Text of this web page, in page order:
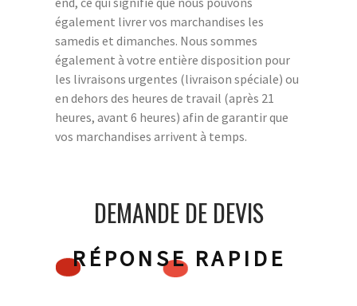
également livrer vos marchandises les
samedis et dimanches. Nous sommes
également à votre entière disposition pour
les livraisons urgentes (livraison spéciale) ou
en dehors des heures de travail (après 21
heures, avant 6 heures) afin de garantir que
vos marchandises arrivent à temps.
DEMANDE DE DEVIS
RÉPONSE RAPIDE